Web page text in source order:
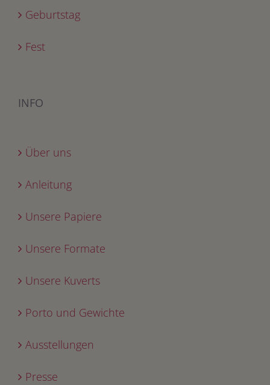
Geburtstag
Fest
INFO
Über uns
Anleitung
Unsere Papiere
Unsere Formate
Unsere Kuverts
Porto und Gewichte
Ausstellungen
Presse